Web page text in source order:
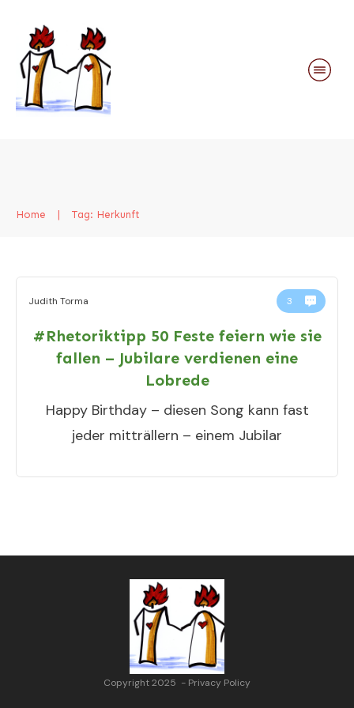
Home Tag: Herkunft
Judith Torma 3
#Rhetoriktipp 50 Feste feiern wie sie
fallen – Jubilare verdienen eine
Lobrede
Happy Birthday – diesen Song kann fast
jeder mitträllern – einem Jubilar
Copyright 2025 - Privacy Policy